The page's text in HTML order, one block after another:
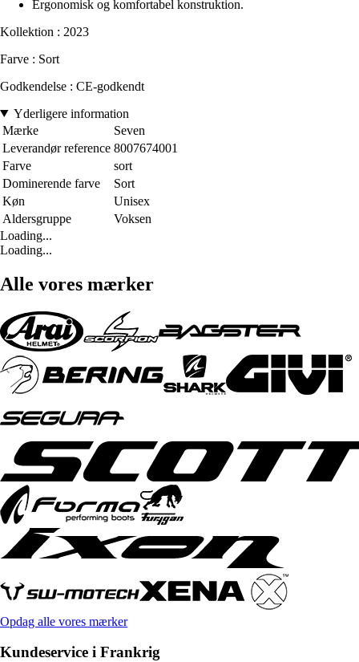
Ergonomisk og komfortabel konstruktion.
Kollektion : 2023
Farve : Sort
Godkendelse : CE-godkendt
Yderligere information
Mærke
Seven
Leverandør reference 8007674001
Farve
sort
Dominerende farve
Sort
Køn
Unisex
Aldersgruppe
Voksen
Loading...
Loading...
Alle vores mærker
Opdag alle vores mærker
Kundeservice i Frankrig